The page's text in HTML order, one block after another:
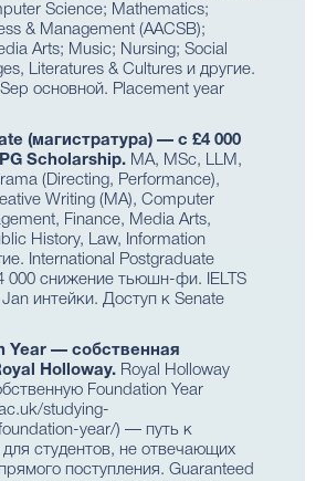
Science; Mathematics;
& Management (AACSB);
Arts; Music; Nursing; Social
Literatures & Cultures и другие.
Sep основной. Placement year
(магистратура) — с £4 000
Scholarship. MA, MSc, LLM,
(Directing, Performance),
Writing (MA), Computer
Finance, Media Arts,
History, Law, Information
International Postgraduate
000 снижение тьюшн-фи. IELTS
интейки. Доступ к Senate
Year — собственная
Holloway. Royal Holloway
Foundation Year
studying-
year/) — путь к
для студентов, не отвечающих
поступления. Guaranteed